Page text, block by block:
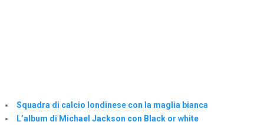
Squadra di calcio londinese con la maglia bianca
L’album di Michael Jackson con Black or white